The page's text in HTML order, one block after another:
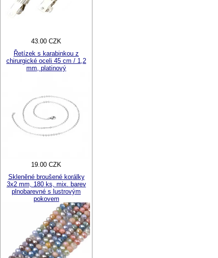
43.00 CZK
Řetízek s karabinkou z
chirurgické oceli 45 cm / 1,2
mm, platinový
19.00 CZK
Skleněné broušené korálky
3x2 mm, 180 ks, mix. barev
plnobarevné s lustrovým
pokovem